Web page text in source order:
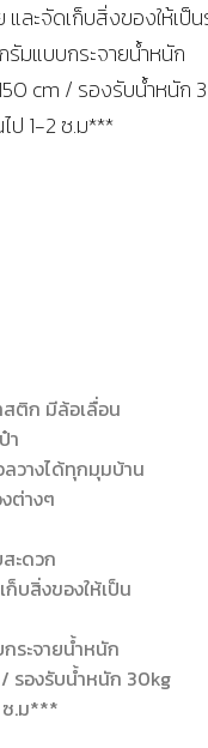
ะจัดเก็บสิ่งของให้เป็น
มแบบกระจายน้ำหนัก
cm / รองรับน้ำหนัก
ป 1-2 ซ.ม***
ติก มีล้อเลื่อน
า
วางได้ทุกมุมบ้าน
ต่างๆ
ะดวก
บสิ่งของให้เป็น
ระจายน้ำหนัก
รองรับน้ำหนัก 30kg
ซ.ม***